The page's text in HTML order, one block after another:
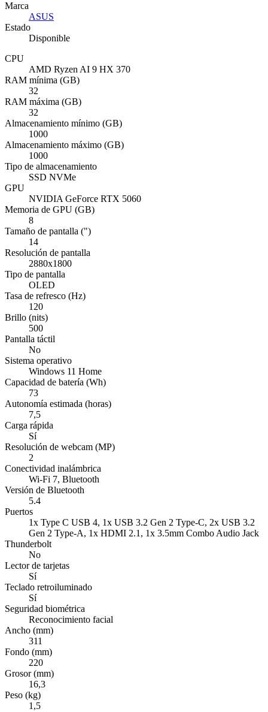
Marca
ASUS
Estado
Disponible
CPU
AMD Ryzen AI 9 HX 370
RAM mínima (GB)
32
RAM máxima (GB)
32
Almacenamiento mínimo (GB)
1000
Almacenamiento máximo (GB)
1000
Tipo de almacenamiento
SSD NVMe
GPU
NVIDIA GeForce RTX 5060
Memoria de GPU (GB)
8
Tamaño de pantalla (")
14
Resolución de pantalla
2880x1800
Tipo de pantalla
OLED
Tasa de refresco (Hz)
120
Brillo (nits)
500
Pantalla táctil
No
Sistema operativo
Windows 11 Home
Capacidad de batería (Wh)
73
Autonomía estimada (horas)
7,5
Carga rápida
Sí
Resolución de webcam (MP)
2
Conectividad inalámbrica
Wi-Fi 7, Bluetooth
Versión de Bluetooth
5.4
Puertos
1x Type C USB 4, 1x USB 3.2 Gen 2 Type-C, 2x USB 3.2
Gen 2 Type-A, 1x HDMI 2.1, 1x 3.5mm Combo Audio Jack
Thunderbolt
No
Lector de tarjetas
Sí
Teclado retroiluminado
Sí
Seguridad biométrica
Reconocimiento facial
Ancho (mm)
311
Fondo (mm)
220
Grosor (mm)
16,3
Peso (kg)
1,5